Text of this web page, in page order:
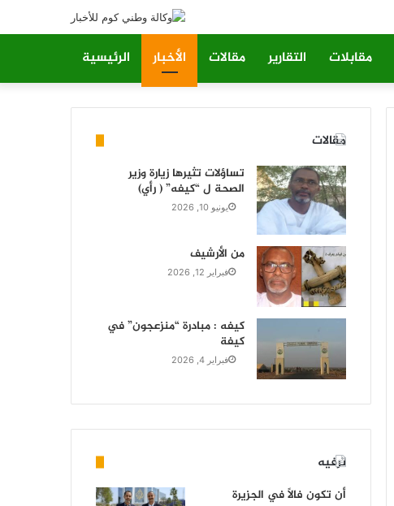
الرئيسية الأخبار مقالات التقارير مقابلات
مقالات
تساؤلات تثيرها زيارة وزير
الصحة ل “كيفه” ( رأي)
يونيو 10, 2026
من الأرشيف
فبراير 12, 2026
كيفه : مبادرة “منزعجون” في
كيفة
فبراير 4, 2026
ترفيه
أن تكون فالاً في الجزيرة